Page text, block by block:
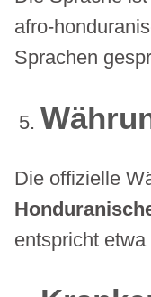
afro-
Sprachen
Die offizielle
entspricht